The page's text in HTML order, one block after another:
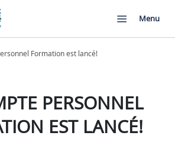
Menu
Formation est lancé!
PERSONNEL
EST LANCÉ!